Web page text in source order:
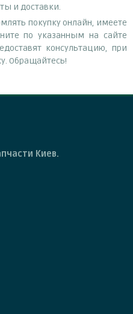
и доставки.
покупку онлайн, имеете
по указанным на сайте
консультацию, при
Обращайтесь!
Киев.